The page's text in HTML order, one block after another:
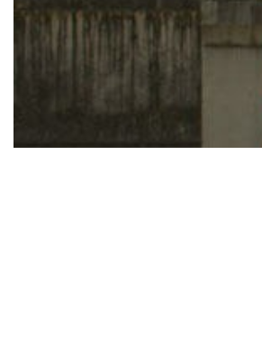
holding a city, Clark